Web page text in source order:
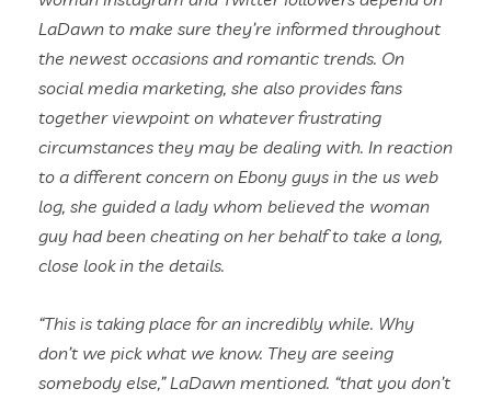
LaDawn to make sure they’re informed throughout
the newest occasions and romantic trends. On
social media marketing, she also provides fans
together viewpoint on whatever frustrating
circumstances they may be dealing with. In reaction
to a different concern on Ebony guys in the us web
log, she guided a lady whom believed the woman
guy had been cheating on her behalf to take a long,
close look in the details.
“This is taking place for an incredibly while. Why
don’t we pick what we know. They are seeing
somebody else,” LaDawn mentioned. “that you don’t